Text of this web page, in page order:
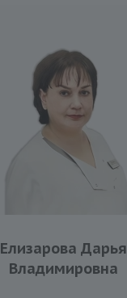
Елизарова Дарья
Владимировна